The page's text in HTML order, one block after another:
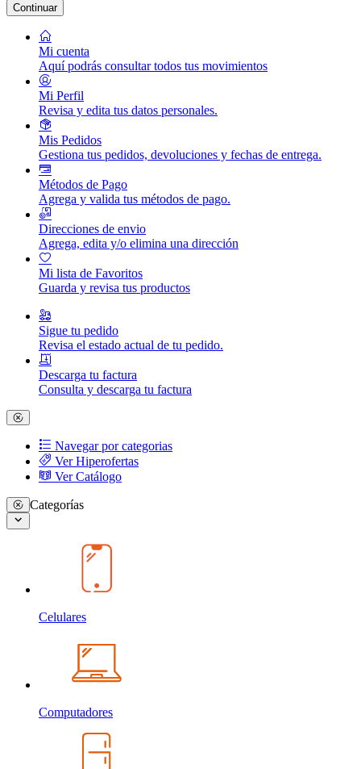
Continuar
Mi cuenta
Aquí podrás consultar todos tus movimientos
Mi Perfil
Revisa y edita tus datos personales.
Mis Pedidos
Gestiona tus pedidos, devoluciones y fechas de entrega.
Métodos de Pago
Agrega y valida tus métodos de pago.
Direcciones de envio
Agrega, edita y/o elimina una dirección
Mi lista de Favoritos
Guarda y revisa tus productos
Sigue tu pedido
Revisa el estado actual de tu pedido.
Descarga tu factura
Consulta y descarga tu factura
Navegar por categorias
Ver Hiperofertas
Ver Catálogo
Categorías
Celulares
Computadores